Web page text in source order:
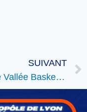
SUIVANT
Saône Vallée Basket – Plateau U7